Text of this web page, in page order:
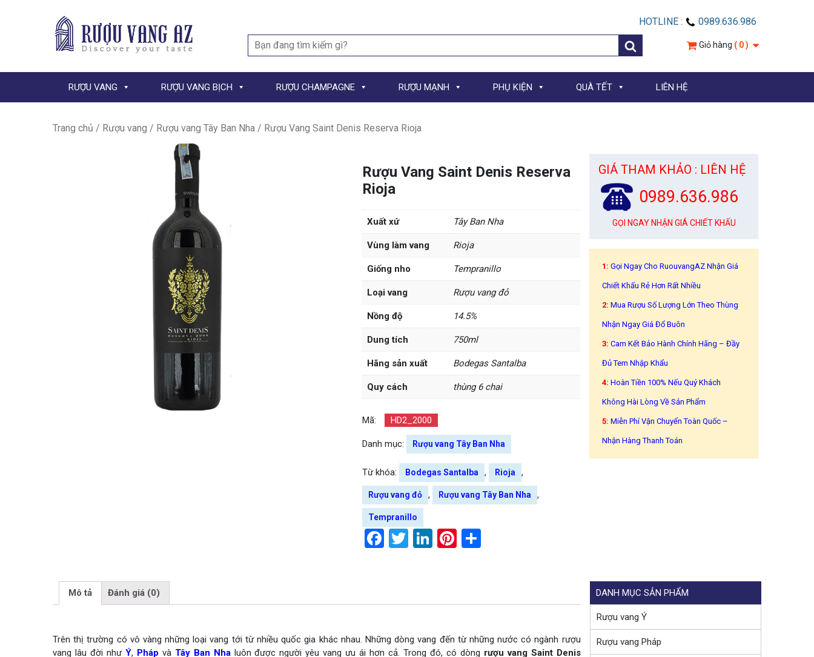
HOTLINE :
0989.636.986
Search
for:
Giỏ hàng ( 0 )
RƯỢU VANG RƯỢU VANG BỊCH RƯỢU CHAMPAGNE RƯỢU MẠNH PHỤ KIỆN QUÀ TẾT LIÊN HỆ
Trang chủ / Rượu vang / Rượu vang Tây Ban Nha / Rượu Vang Saint Denis Reserva Rioja
Rượu Vang Saint Denis Reserva
Rioja
Xuất xứ Tây Ban Nha
Vùng làm vang Rioja
Giống nho Tempranillo
Loại vang Rượu vang đỏ
Nồng độ 14.5%
Dung tích 750ml
Hãng sản xuất Bodegas Santalba
Quy cách thùng 6 chai
Mã: HD2_2000
Danh mục: Rượu vang Tây Ban Nha
Từ khóa: Bodegas Santalba , Rioja ,
Rượu vang đỏ , Rượu vang Tây Ban Nha ,
Tempranillo
Facebook
Twitter
LinkedIn
Pinterest
GIÁ THAM KHẢO : LIÊN HỆ
0989.636.986
GỌI NGAY NHẬN GIÁ CHIẾT KHẤU
1:Gọi Ngay Cho RuouvangAZ Nhận Giá
Chiết Khấu Rẻ Hơn Rất Nhiều
2:Mua Rượu Số Lượng Lớn Theo Thùng
Nhận Ngay Giá Đổ Buôn
3: Cam Kết Bảo Hành Chính Hãng – Đầy
Đủ Tem Nhập Khẩu
4:Hoàn Tiền 100% Nếu Quý Khách
Không Hài Lòng Về Sản Phẩm
5: Miễn Phí Vận Chuyển Toàn Quốc –
Nhận Hàng Thanh Toán
Mô tả Đánh giá (0)
Trên thị trường có vô vàng những loại vang tới từ nhiều quốc gia khác nhau. Những dòng vang đến từ những nước có ngành rượu
vang lâu đời như Ý, Pháp và Tây Ban Nhaluôn được người yêu vang ưu ái hơn cả. Trong đó, có dòng rượu vang Saint Denis
DANH MỤC SẢN PHẨM
Rượu vang Ý
Rượu vang Pháp